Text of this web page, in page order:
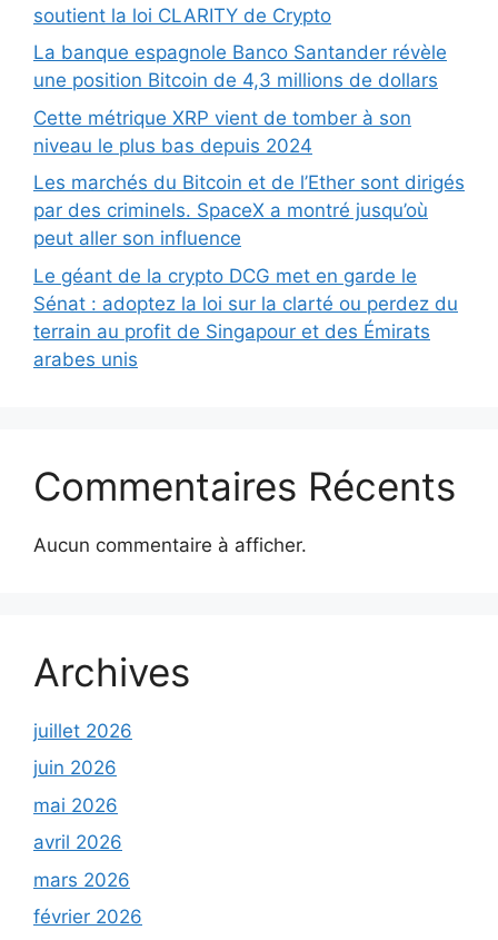
soutient la loi CLARITY de Crypto
La banque espagnole Banco Santander révèle
une position Bitcoin de 4,3 millions de dollars
Cette métrique XRP vient de tomber à son
niveau le plus bas depuis 2024
Les marchés du Bitcoin et de l’Ether sont dirigés
par des criminels. SpaceX a montré jusqu’où
peut aller son influence
Le géant de la crypto DCG met en garde le
Sénat : adoptez la loi sur la clarté ou perdez du
terrain au profit de Singapour et des Émirats
arabes unis
Commentaires Récents
Aucun commentaire à afficher.
Archives
juillet 2026
juin 2026
mai 2026
avril 2026
mars 2026
février 2026